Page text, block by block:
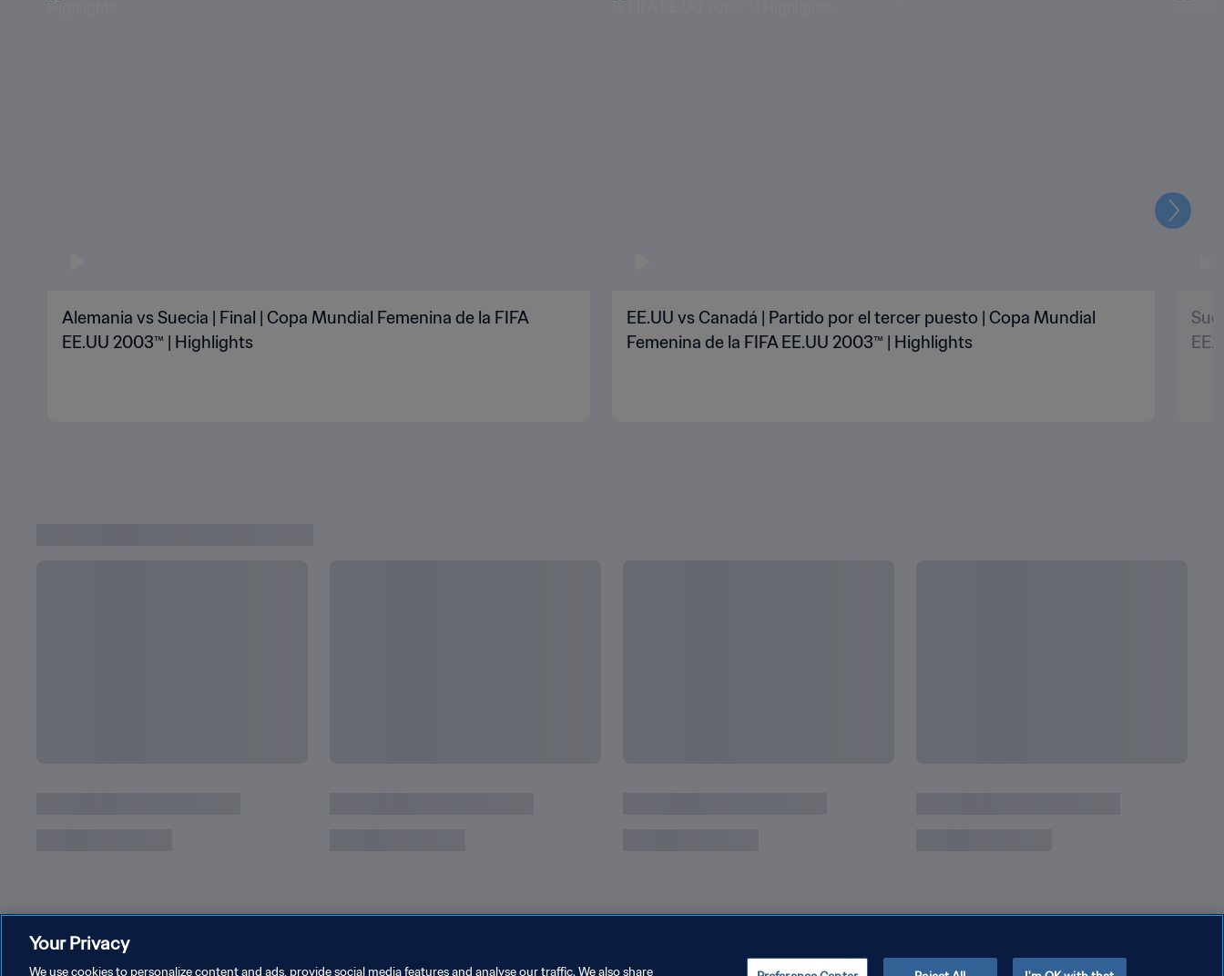
Alemania vs Suecia | Final | Copa Mundial Femenina de la FIFA
EE.UU 2003™ | Highlights
EE.UU vs Canadá | Partido por el tercer puesto | Copa Mundial
Femenina de la FIFA EE.UU 2003™ | Highlights
Your Privacy
We use cookies to personalize content and ads, provide social media features and analyse our traffic. We also share